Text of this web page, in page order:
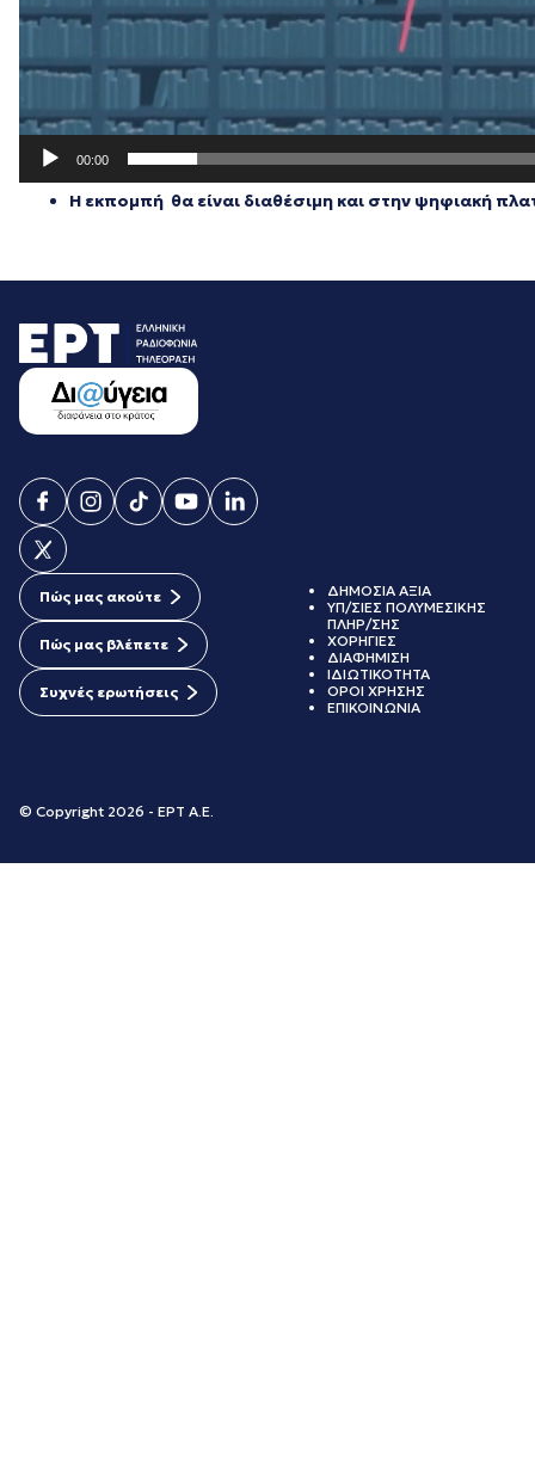
00:00
H εκπομπή θα είναι διαθέσιμη και στην ψηφιακή
Πώς μας ακούτε
Πώς μας βλέπετε
Συχνές ερωτήσεις
© Copyright 2026 - ΕΡΤ Α.Ε.
ΔΗΜΟΣΙΑ ΑΞΙΑ
ΥΠ/ΣΙΕΣ ΠΟΛΥΜΕΣΙΚΗΣ
ΠΛΗΡ/ΣΗΣ
ΧΟΡΗΓΙΕΣ
ΔΙΑΦΗΜΙΣΗ
ΙΔΙΩΤΙΚΟΤΗΤΑ
ΟΡΟΙ ΧΡΗΣΗΣ
ΕΠΙΚΟΙΝΩΝΙΑ